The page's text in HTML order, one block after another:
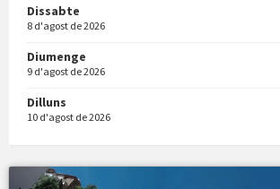
Vermuts a la Font. Hit parit
Dissabte
8 d'agost de 2026
Diumenge
9 d'agost de 2026
Dilluns
10 d'agost de 2026